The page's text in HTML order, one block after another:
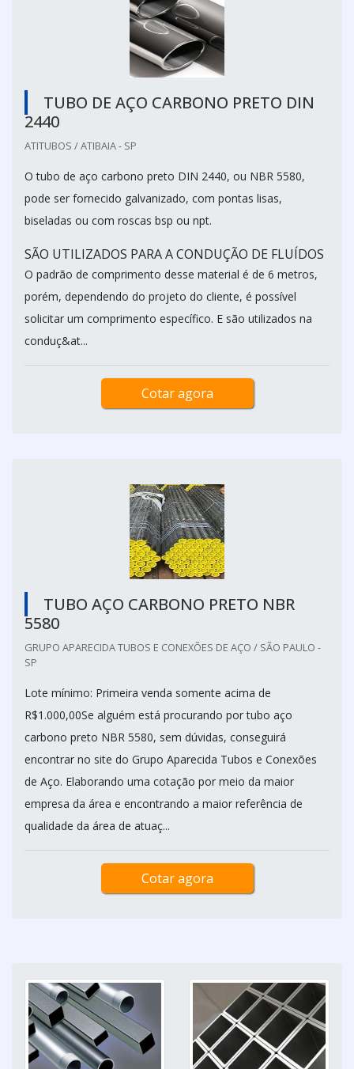
TUBO DE AÇO CARBONO PRETO DIN
2440
ATITUBOS / ATIBAIA - SP
O tubo de aço carbono preto DIN 2440, ou NBR 5580,
pode ser fornecido galvanizado, com pontas lisas,
biseladas ou com roscas bsp ou npt.
SÃO UTILIZADOS PARA A CONDUÇÃO DE FLUÍDOS
O padrão de comprimento desse material é de 6 metros,
porém, dependendo do projeto do cliente, é possível
solicitar um comprimento específico. E são utilizados na
conduç&at...
Cotar agora
TUBO AÇO CARBONO PRETO NBR
5580
GRUPO APARECIDA TUBOS E CONEXÕES DE AÇO / SÃO PAULO -
SP
Lote mínimo: Primeira venda somente acima de
R$1.000,00Se alguém está procurando por tubo aço
carbono preto NBR 5580, sem dúvidas, conseguirá
encontrar no site do Grupo Aparecida Tubos e Conexões
de Aço. Elaborando uma cotação por meio da maior
empresa da área e encontrando a maior referência de
qualidade da área de atuaç...
Cotar agora